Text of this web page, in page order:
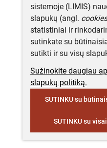
sistemoje (LIMIS)
slapukų (angl. cookies
statistiniai ir
sutinkate su
sutikti ir su visų
Sužinokite daugiau
slapukų politiką.
SUTINKU su
SUTINKU su